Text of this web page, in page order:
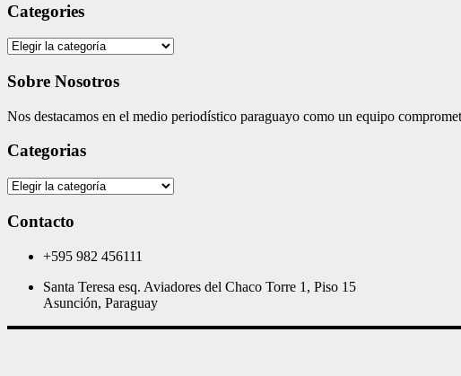
Categories
Categories
Sobre Nosotros
Nos destacamos en el medio periodístico paraguayo como un equipo
Categorias
Categorias
Contacto
+595 982 456111
Santa Teresa esq. Aviadores del Chaco Torre 1, Piso 15
Asunción, Paraguay